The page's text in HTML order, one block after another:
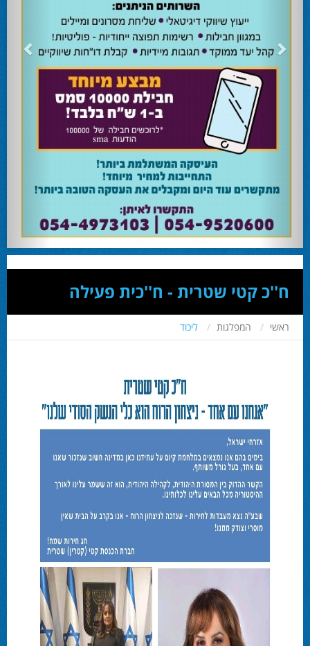
השרה מירי רגב קוראת לבוא ולהצביע ולהשפיע 24.02.24
השרה מירי רגב קוראת לבוא ולהצביע ולהשפיע בבחירות המוניציפליות שיתקיימו ביום
אוהד שגב הפסיד בעכו
עמיחי בן שלוש מקורבו של השר ניר ברקת ניצח את הבחירות בעכו ויכהן כראש העיר.
מחל זכתה במנדט אחד בבאר שבע
עו''ד אמנון כהן שעומד בראש רשימת מחל למועצת העיר זכה במנדט אחד ואילו שמעון
בוקר שהתמודד אף הוא למועצה לא הצליח להיבחר.
המשבר בליכוד העולמי 23.10.24
האם ההסכם של מיקי זוהר מחזק את הימין או השמאל? האם ההסכם חוקי או לא?שמירה
או הדחה? ומה יחליט בעתיד המרכז? עוד שנה בחירות בליכוד העולמי . הכל במגזין
המלא - עמ' 4.
ח''כ קטי שטרית - ח''כית פעילה
ראשי המפלגות ליכוד